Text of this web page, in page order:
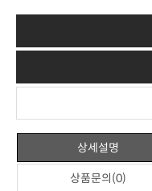
상세설명
상품문의(0)